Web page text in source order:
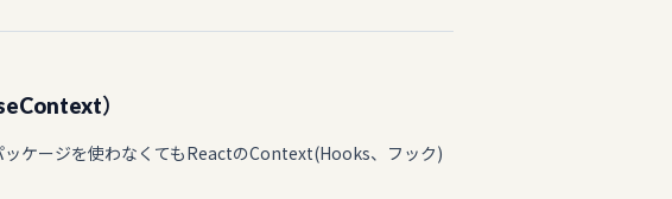
）
ケージを使わなくてもReactのContext(Hooks、フック)